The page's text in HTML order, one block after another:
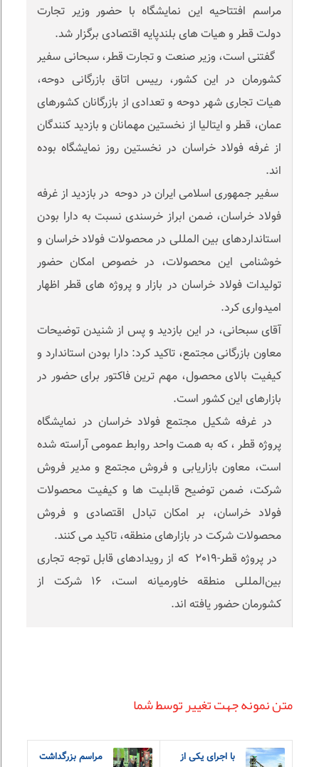
مراسم افتتاحیه این نمایشگاه با حضور وزیر تجارت
دولت قطر و هیات های بلندپایه اقتصادی برگزار شد.
گفتنی است، وزیر صنعت و تجارت قطر، سبحانی سفیر
کشورمان در این کشور، رییس اتاق بازرگانی دوحه،
هیات تجاری شهر دوحه و تعدادی از بازرگانان کشورهای
عمان، قطر و ایتالیا از نخستین مهمانان و بازدید کنندگان
از غرفه فولاد خراسان در نخستین روز نمایشگاه بوده
اند.
سفیر جمهوری اسلامی ایران در دوحه در بازدید از غرفه
فولاد خراسان، ضمن ابراز خرسندی نسبت به دارا بودن
استانداردهای بین المللی در محصولات فولاد خراسان و
خوشنامی این محصولات، در خصوص امکان حضور
تولیدات فولاد خراسان در بازار و پروژه های قطر اظهار
امیدواری کرد.
آقای سبحانی، در این بازدید و پس از شنیدن توضیحات
معاون بازرگانی مجتمع، تاکید کرد: دارا بودن استاندارد و
کیفیت بالای محصول، مهم ترین فاکتور برای حضور در
بازارهای این کشور است.
در غرفه شکیل مجتمع فولاد خراسان در نمایشگاه
پروژه قطر ، که به همت واحد روابط عمومی آراسته شده
است، معاون بازاریابی و فروش مجتمع و مدیر فروش
شرکت، ضمن توضیح قابلیت ها و کیفیت محصولات
فولاد خراسان، بر امکان تبادل اقتصادی و فروش
محصولات شرکت در بازارهای منطقه، تاکید می کنند.
در پروژه قطر-٢٠١٩ که از رویدادهای قابل توجه تجاری
بین‌المللی منطقه خاورمیانه است، ١۶ شرکت از
کشورمان حضور یافته اند.
متن نمونه جهت تغییر توسط شما
با اجرای یکی از
مراسم بزرگداشت